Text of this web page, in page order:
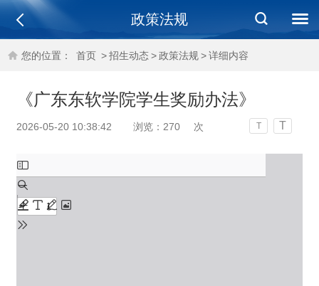
政策法规
您的位置： 首页 >招生动态>政策法规>详细内容
《广东东软学院学生奖励办法》
2026-05-20 10:38:42 浏览： 270 次 T T